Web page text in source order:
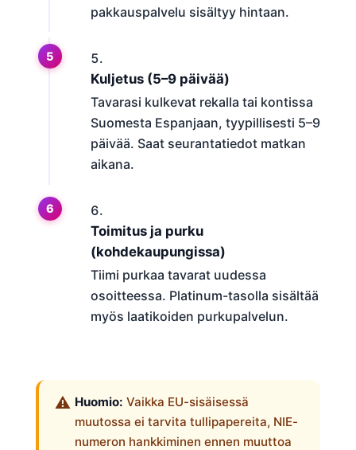
pakkauspalvelu sisältyy hintaan.
Kuljetus (5–9 päivää)
Tavarasi kulkevat rekalla tai kontissa
Suomesta Espanjaan, tyypillisesti 5–9
päivää. Saat seurantatiedot matkan
aikana.
Toimitus ja purku
(kohdekaupungissa)
Tiimi purkaa tavarat uudessa
osoitteessa. Platinum-tasolla sisältää
myös laatikoiden purkupalvelun.
Huomio: Vaikka EU-sisäisessä
muutossa ei tarvita tullipapereita, NIE-
numeron hankkiminen ennen muuttoa